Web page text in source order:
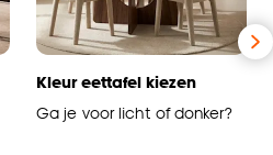
Kleur eettafel kiezen
Ga je voor licht of donker?